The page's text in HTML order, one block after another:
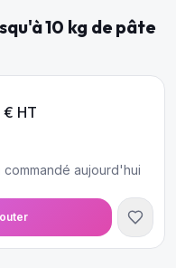
10 kg de pâte
€ HT
aujourd'hui